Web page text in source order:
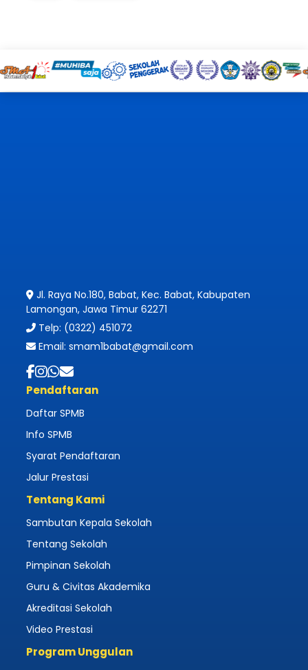
Jl. Raya No.180, Babat, Kec. Babat, Kabupaten
Lamongan, Jawa Timur 62271
Telp: (0322) 451072
Email: smam1babat@gmail.com
Pendaftaran
Daftar SPMB
Info SPMB
Syarat Pendaftaran
Jalur Prestasi
Tentang Kami
Sambutan Kepala Sekolah
Tentang Sekolah
Pimpinan Sekolah
Guru & Civitas Akademika
Akreditasi Sekolah
Video Prestasi
Program Unggulan